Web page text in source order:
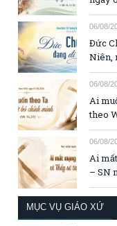
06/08/
Đức
Niên,
06/08/
Ai
theo
06/08/
Ai
– SN
MỤC VỤ GIÁO XỨ